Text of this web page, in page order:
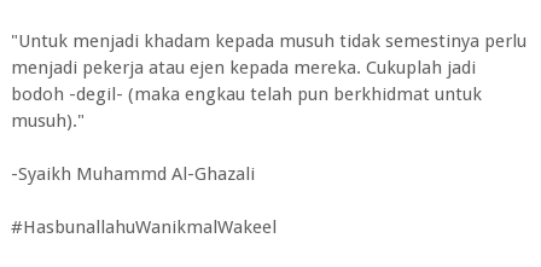
"Untuk menjadi khadam kepada musuh tidak semestinya perlu
menjadi pekerja atau ejen kepada mereka. Cukuplah jadi
bodoh -degil- (maka engkau telah pun berkhidmat untuk
musuh)."
-Syaikh Muhammd Al-Ghazali
#HasbunallahuWanikmalWakeel